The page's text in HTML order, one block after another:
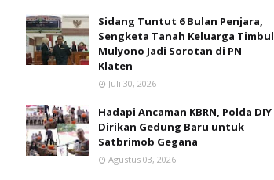
Sidang Tuntut 6 Bulan Penjara,
Sengketa Tanah Keluarga Timbul
Mulyono Jadi Sorotan di PN
Klaten
Juli 30, 2026
Hadapi Ancaman KBRN, Polda DIY
Dirikan Gedung Baru untuk
Satbrimob Gegana
Agustus 03, 2026